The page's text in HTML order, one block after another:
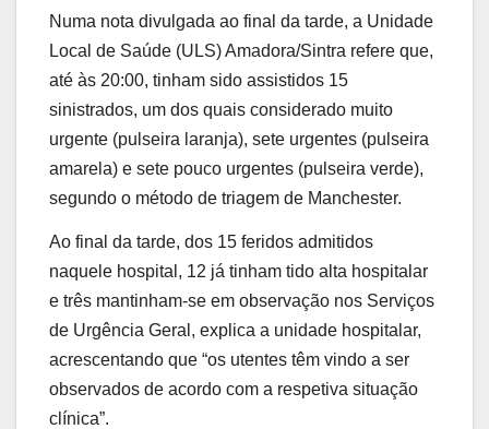
Numa nota divulgada ao final da tarde, a Unidade
Local de Saúde (ULS) Amadora/Sintra refere que,
até às 20:00, tinham sido assistidos 15
sinistrados, um dos quais considerado muito
urgente (pulseira laranja), sete urgentes (pulseira
amarela) e sete pouco urgentes (pulseira verde),
segundo o método de triagem de Manchester.
Ao final da tarde, dos 15 feridos admitidos
naquele hospital, 12 já tinham tido alta hospitalar
e três mantinham-se em observação nos Serviços
de Urgência Geral, explica a unidade hospitalar,
acrescentando que “os utentes têm vindo a ser
observados de acordo com a respetiva situação
clínica”.